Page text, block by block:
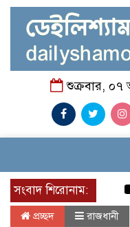
শুক্রবার, ০৭
সংবাদ শিরোনাম:
প্রচ্ছদ রাজধানী